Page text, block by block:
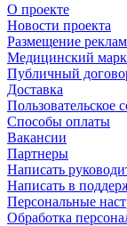
О проекте
Новости проекта
Размещение
Медицинский
Публичный
Доставка
Пользовательское
Способы оплаты
Вакансии
Партнеры
Написать
Написать в
Персональные
Обработка